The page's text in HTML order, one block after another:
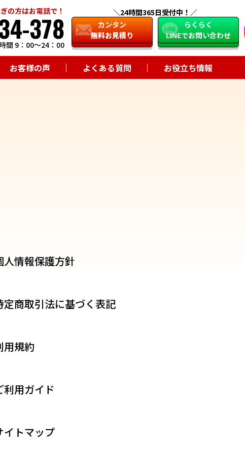
の方はお電話で！
378
間 9：00～24：00
24時間365日受付中！
カンタン
無料お見積り
らくらく
LINEでお問い合わせ
お客様の声 よくある質問 お役立ち情報
人情報保護方針
定商取引法に基づく表記
用規約
利用ガイド
イトマップ
close